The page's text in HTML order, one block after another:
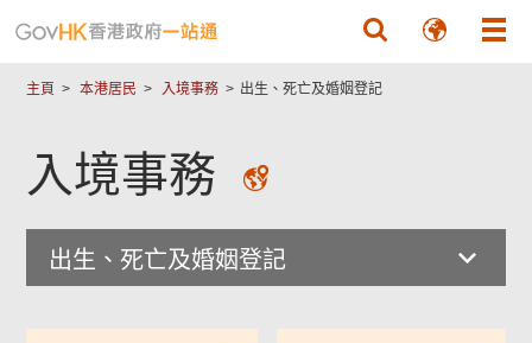
主頁 本港居民 入境事務 出生、死亡及婚姻登記
入境事務
出生、死亡及婚姻登記